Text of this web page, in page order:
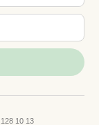
10 13